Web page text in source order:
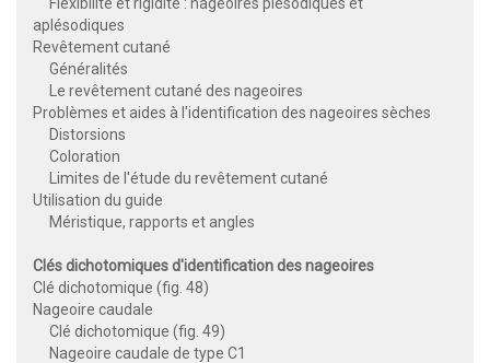
aplésodiques
Revêtement cutané
Généralités
Le revêtement cutané des nageoires
Problèmes et aides à l'identification des nageoires sèches
Distorsions
Coloration
Limites de l'étude du revêtement cutané
Utilisation du guide
Méristique, rapports et angles
Clés dichotomiques d'identification des nageoires
Clé dichotomique (fig. 48)
Nageoire caudale
Clé dichotomique (fig. 49)
Nageoire caudale de type C1